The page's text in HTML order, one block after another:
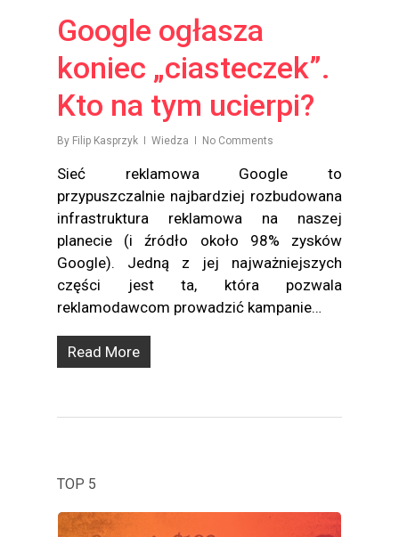
Google ogłasza
koniec „ciasteczek”.
Kto na tym ucierpi?
By Filip Kasprzyk Wiedza No Comments
Sieć reklamowa Google to
przypuszczalnie najbardziej rozbudowana
infrastruktura reklamowa na naszej
planecie (i źródło około 98% zysków
Google). Jedną z jej najważniejszych
części jest ta, która pozwala
reklamodawcom prowadzić kampanie…
Read More
TOP 5